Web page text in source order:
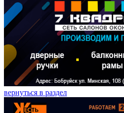
вернуться в раздел